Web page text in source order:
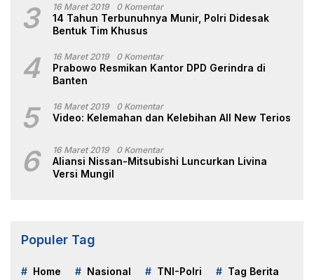
3 16 Maret 2019 0 Komentar
14 Tahun Terbunuhnya Munir, Polri Didesak
Bentuk Tim Khusus
4 16 Maret 2019 0 Komentar
Prabowo Resmikan Kantor DPD Gerindra di
Banten
5 16 Maret 2019 0 Komentar
Video: Kelemahan dan Kelebihan All New Terios
6 16 Maret 2019 0 Komentar
Aliansi Nissan-Mitsubishi Luncurkan Livina
Versi Mungil
Populer Tag
Home Nasional TNI-Polri Tag Berita